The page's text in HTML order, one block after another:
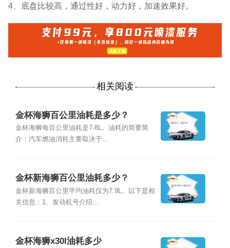
4、底盘比较高，通过性好，动力好，加速效果好。
相关阅读
金杯海狮百公里油耗是多少？
金杯海狮每百公里油耗是7-8L。油耗的简要简
介：汽车燃油消耗主要取决于...
金杯新海狮百公里油耗多少？
金杯新海狮百公里平均油耗仅为7.9L。以下是相
关信息：1、发动机号介绍...
金杯海狮x30l油耗多少